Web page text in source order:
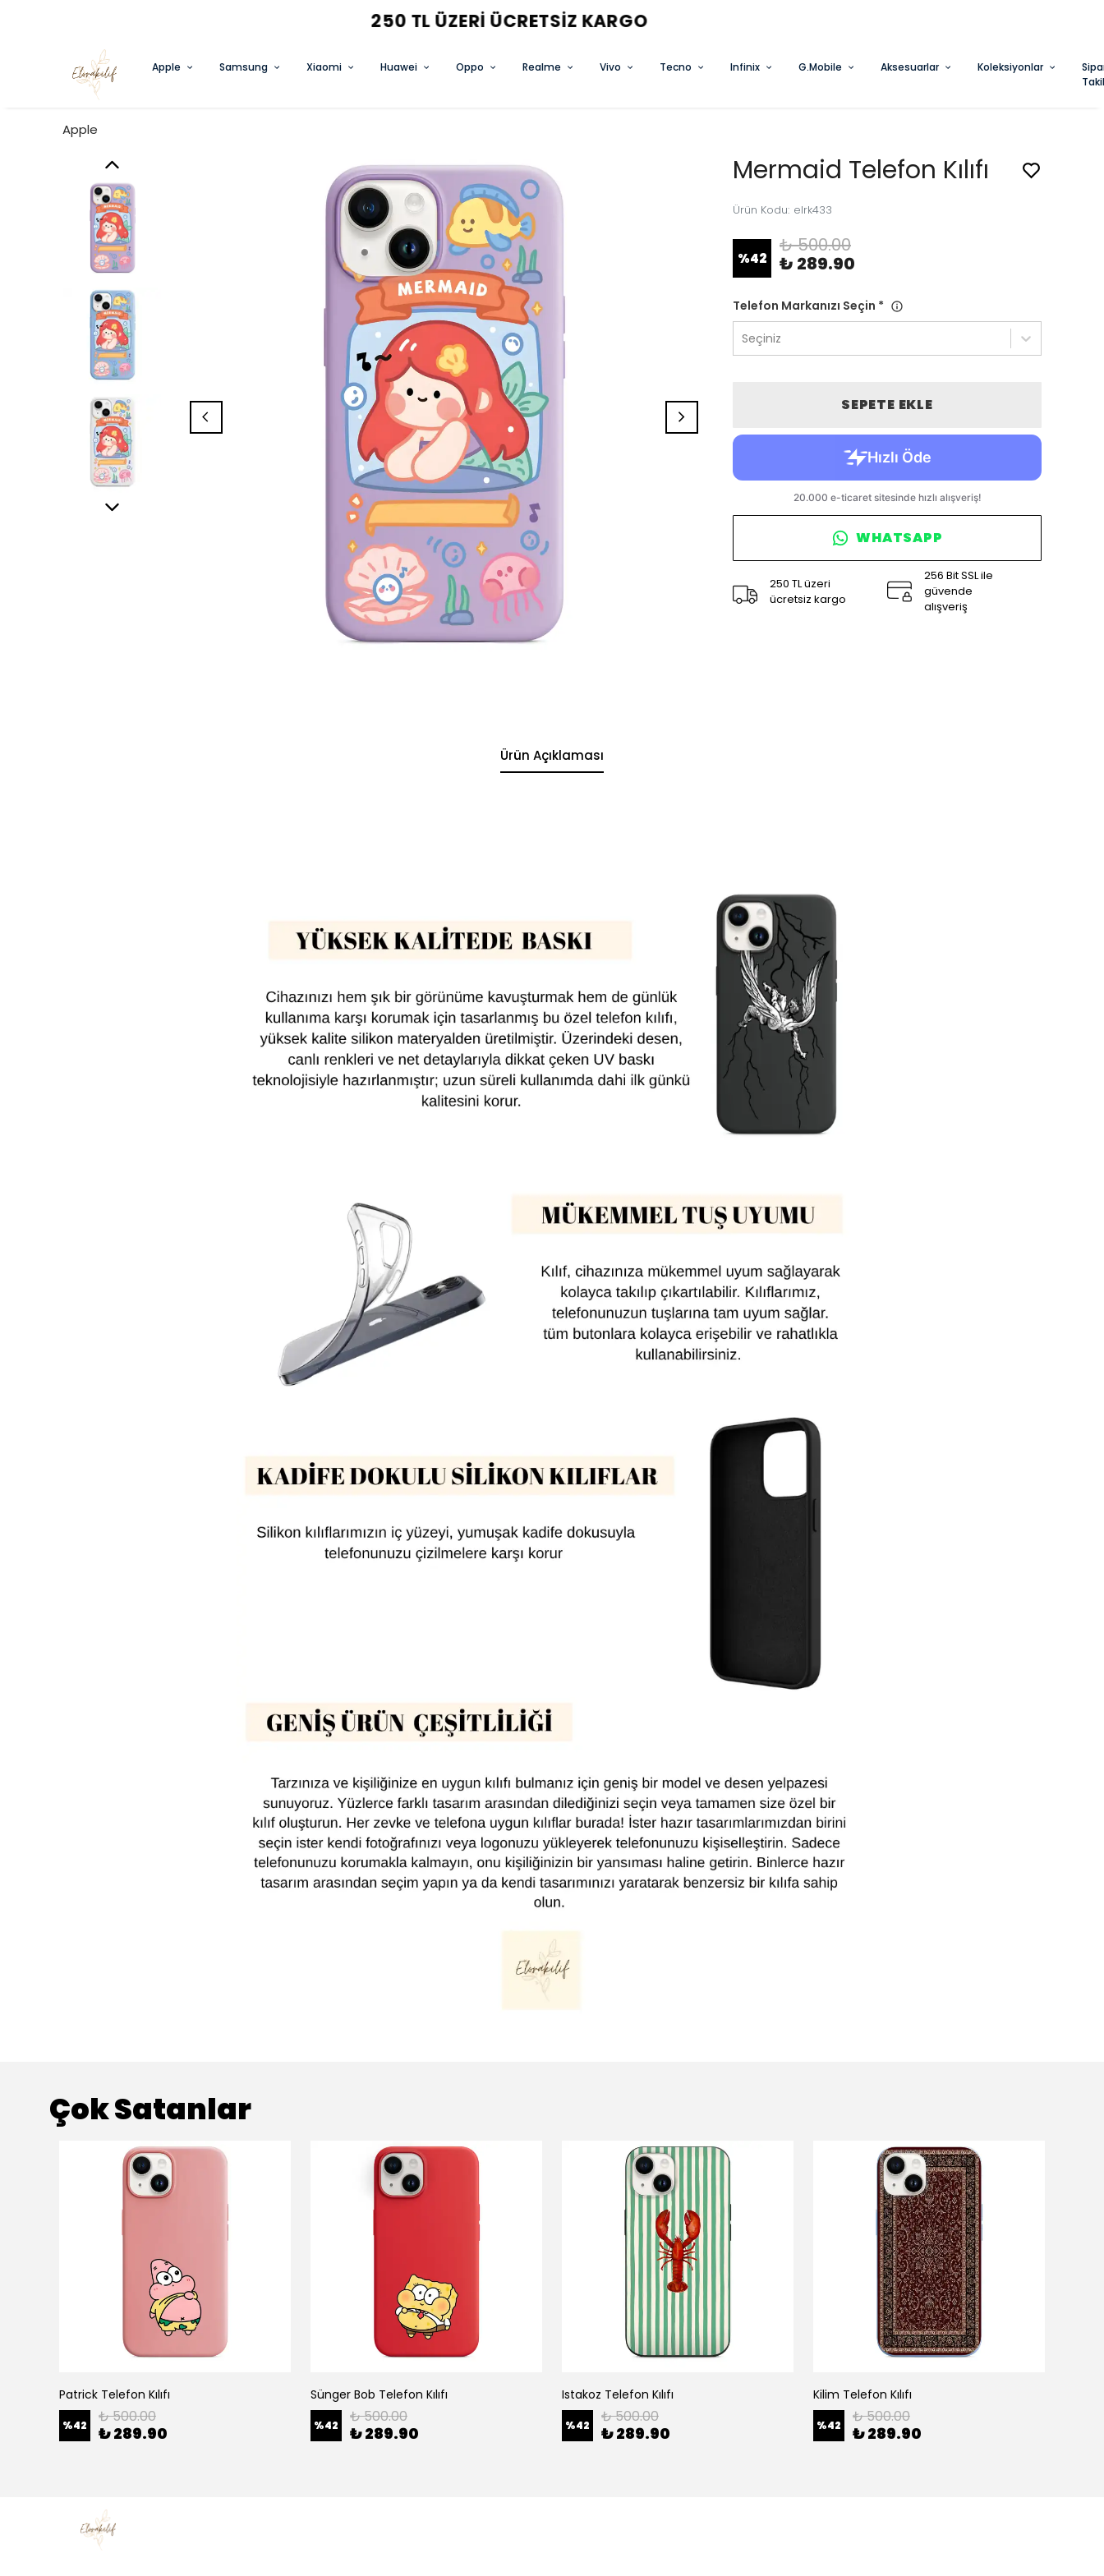
3 AL 2 ÖDE FIRSATINI KAÇIRMA
Apple Samsung Xiaomi Huawei Oppo Realme Vivo Tecno Infinix G.Mobile Aksesuarlar Koleksiyonlar
Apple
Mermaid Telefon Kılıfı
Ürün Kodu: elrk433
%42
₺ 500.00
₺ 289.90
Telefon Markanızı Seçin *
Seçiniz
SEPETE EKLE
WHATSAPP
250 TL üzeri
ücretsiz kargo
256 Bit SSL ile
güvende
alışveriş
Ürün Açıklaması
Çok Satanlar
Patrick Telefon Kılıfı
%42 ₺ 500.00
₺ 289.90
Sünger Bob Telefon Kılıfı
%42 ₺ 500.00
₺ 289.90
Istakoz Telefon Kılıfı
%42 ₺ 500.00
₺ 289.90
Kilim Telefon Kılıfı
%42 ₺ 500.00
₺ 289.90